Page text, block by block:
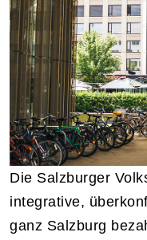
Die Salzburger
integrative,
ganz Salzburg